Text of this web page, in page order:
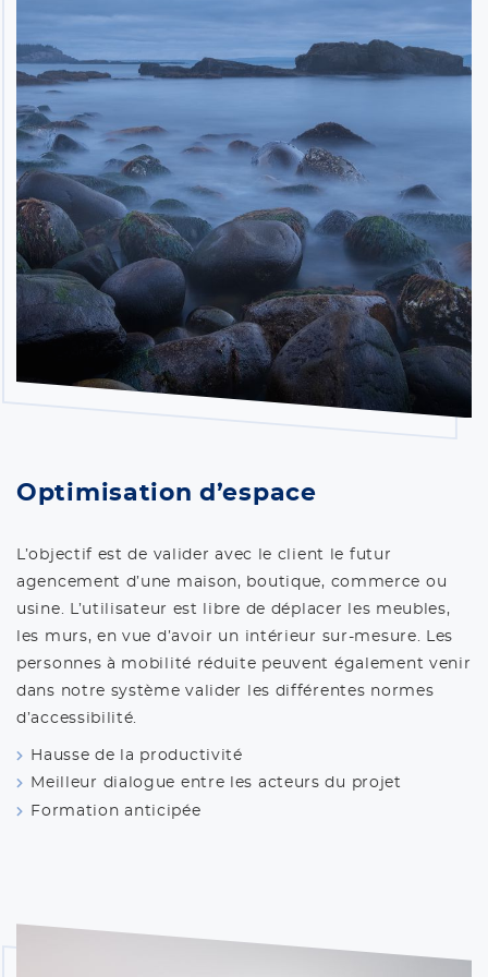
Optimisation d’espace
L’objectif est de valider avec le client le futur
agencement d’une maison, boutique, commerce ou
usine. L’utilisateur est libre de déplacer les meubles,
les murs, en vue d’avoir un intérieur sur-mesure. Les
personnes à mobilité réduite peuvent également venir
dans notre système valider les différentes normes
d’accessibilité.
Hausse de la productivité
Meilleur dialogue entre les acteurs du projet
Formation anticipée